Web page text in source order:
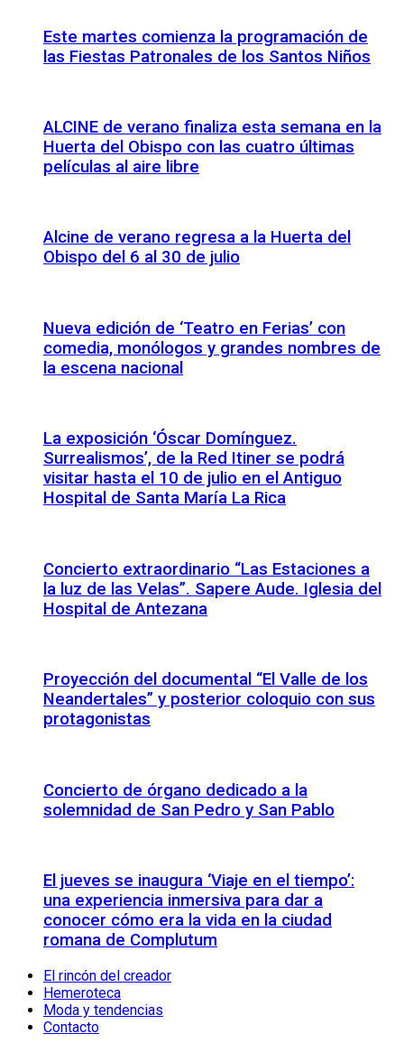
Este martes comienza la programación de
las Fiestas Patronales de los Santos Niños
ALCINE de verano finaliza esta semana en la
Huerta del Obispo con las cuatro últimas
películas al aire libre
Alcine de verano regresa a la Huerta del
Obispo del 6 al 30 de julio
Nueva edición de ‘Teatro en Ferias’ con
comedia, monólogos y grandes nombres de
la escena nacional
La exposición ‘Óscar Domínguez.
Surrealismos’, de la Red Itiner se podrá
visitar hasta el 10 de julio en el Antiguo
Hospital de Santa María La Rica
Concierto extraordinario “Las Estaciones a
la luz de las Velas”. Sapere Aude. Iglesia del
Hospital de Antezana
Proyección del documental “El Valle de los
Neandertales” y posterior coloquio con sus
protagonistas
Concierto de órgano dedicado a la
solemnidad de San Pedro y San Pablo
El jueves se inaugura ‘Viaje en el tiempo’:
una experiencia inmersiva para dar a
conocer cómo era la vida en la ciudad
romana de Complutum
El rincón del creador
Hemeroteca
Moda y tendencias
Contacto